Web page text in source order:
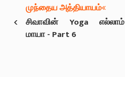
‹
முந்தைய அத்தியாயம்
சிவாவின் Yoga எல்லாம்
மாயா - Part 6